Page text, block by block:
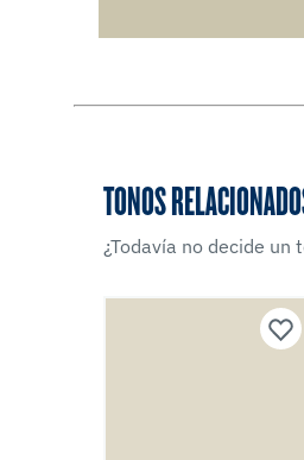
TONOS
¿Todavía no decide un